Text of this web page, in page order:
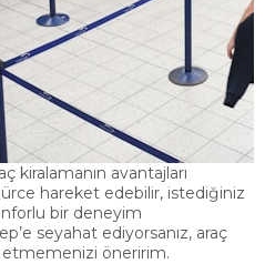
kiralamanın avantajları
hareket edebilir, istediğiniz
bir deneyim
seyahat ediyorsanız, araç
etmemenizi öneririm.